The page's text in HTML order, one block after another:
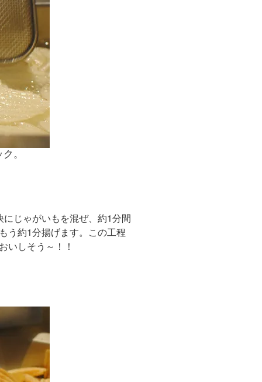
ク。
じゃがいもを混ぜ、約1分間
う約1分揚げます。この工程
いしそう～！！